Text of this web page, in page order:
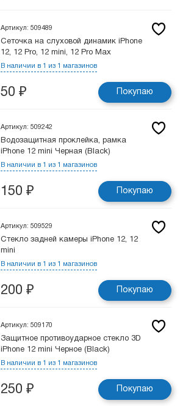
Артикул: 509489
Сеточка на слуховой динамик iPhone
12, 12 Pro, 12 mini, 12 Pro Max
В наличии в 1 из 1 магазинов
50 ₽ Покупаю
Артикул: 509242
Водозащитная проклейка, рамка
iPhone 12 mini Черная (Black)
В наличии в 1 из 1 магазинов
150 ₽ Покупаю
Артикул: 509529
Стекло задней камеры iPhone 12, 12
mini
В наличии в 1 из 1 магазинов
200 ₽ Покупаю
Артикул: 509170
Защитное противоударное стекло 3D
iPhone 12 mini Черное (Black)
В наличии в 1 из 1 магазинов
250 ₽ Покупаю